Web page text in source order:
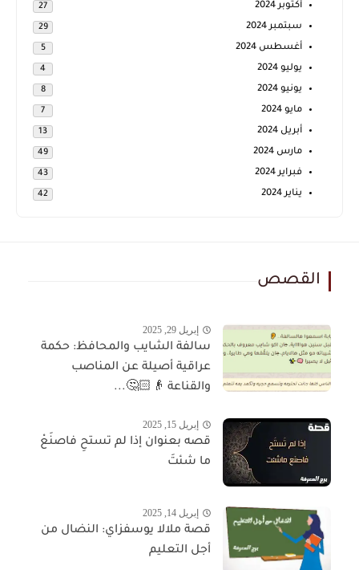
أكتوبر 2024 27
سبتمبر 2024 29
أغسطس 2024 5
يوليو 2024 4
يونيو 2024 8
مايو 2024 7
أبريل 2024 13
مارس 2024 49
فبراير 2024 43
يناير 2024 42
القصص
إبريل 29, 2025
سالفة الشايب والمحافظ: حكمة
عراقية أصيلة عن المناصب
والقناعة 👴🏻🤔...
إبريل 15, 2025
قصه بعنوان إذا لم تستحِ فاصنَعْ
ما شئتَ
إبريل 14, 2025
قصة ملالا يوسفزاي: النضال من
أجل التعليم